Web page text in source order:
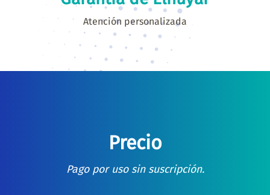
Atención personalizada
Precio
Pago por uso sin suscripción.